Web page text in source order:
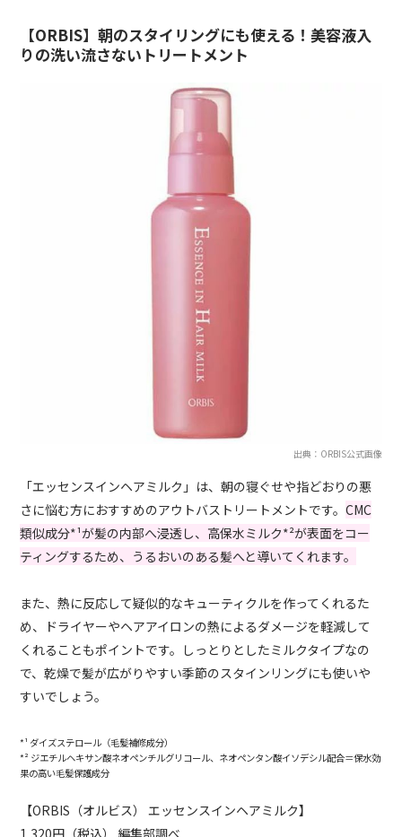
【ORBIS】朝のスタイリングにも使える！美容液入
りの洗い流さないトリートメント
出典：ORBIS公式画像
「エッセンスインヘアミルク」は、朝の寝ぐせや指どおりの悪
さに悩む方におすすめのアウトバストリートメントです。CMC
類似成分*¹が髪の内部へ浸透し、高保水ミルク*²が表面をコー
ティングするため、うるおいのある髪へと導いてくれます。
また、熱に反応して疑似的なキューティクルを作ってくれるた
め、ドライヤーやヘアアイロンの熱によるダメージを軽減して
くれることもポイントです。しっとりとしたミルクタイプなの
で、乾燥で髪が広がりやすい季節のスタインリングにも使いや
すいでしょう。
*¹ ダイズステロール（毛髪補修成分）
*² ジエチルヘキサン酸ネオペンチルグリコール、ネオペンタン酸イソデシル配合＝保水効
果の高い毛髪保護成分
【ORBIS（オルビス） エッセンスインヘアミルク】
1,320円（税込） 編集部調べ